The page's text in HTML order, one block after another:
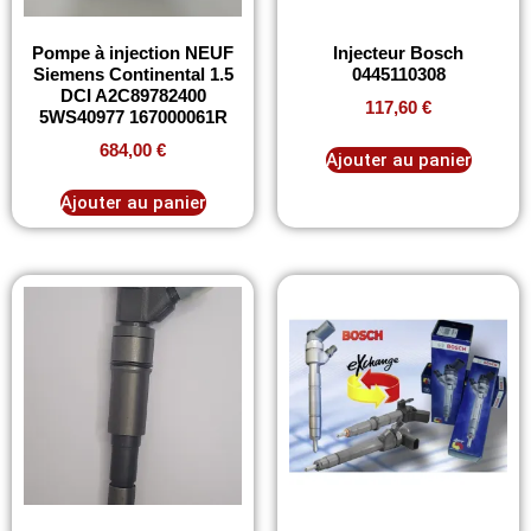
Pompe à injection NEUF
Siemens Continental 1.5
DCI A2C89782400
5WS40977 167000061R
684,00 €
Ajouter au panier
Injecteur Bosch
0445110308
117,60 €
Ajouter au panier